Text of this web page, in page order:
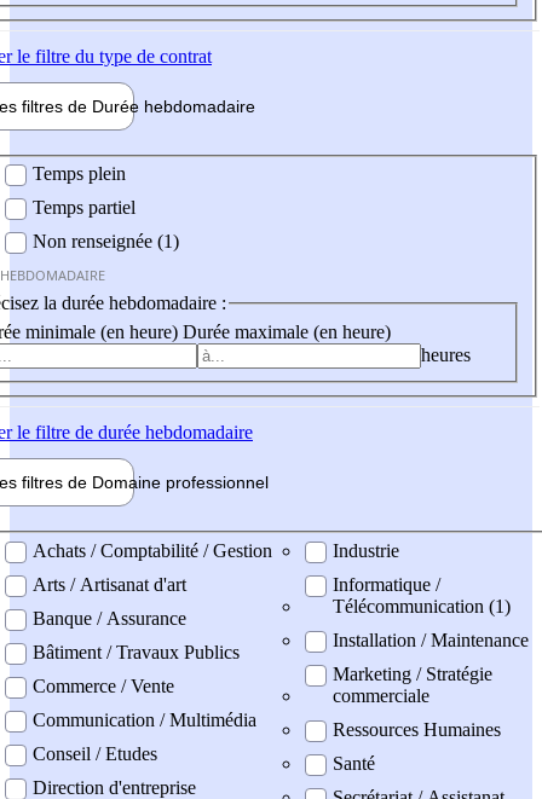
le filtre du type de contrat
filtres de Durée hebdomadaire
Temps plein
Temps partiel
Non renseignée (1)
la durée hebdomadaire :
minimale (en heure) Durée maximale (en heure)
heures
le filtre de durée hebdomadaire
filtres de Domaine professionnel
professionel
Achats / Comptabilité / Gestion
Arts / Artisanat d'art
Banque / Assurance
Bâtiment / Travaux Publics
Commerce / Vente
Communication / Multimédia
Conseil / Etudes
Direction d'entreprise
Industrie
Informatique /
Télécommunication (1)
Installation / Maintenance
Marketing / Stratégie
commerciale
Ressources Humaines
Santé